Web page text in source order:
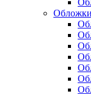
Обложки